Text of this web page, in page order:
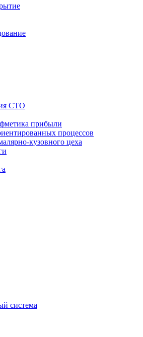
СТО
прибыли
процессов
кузовного цеха
система